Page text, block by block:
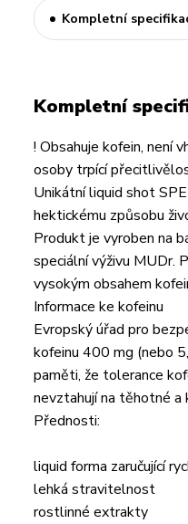
Kompletní
Kompletní
! Obsahuje kofein, není
osoby trpící
Unikátní liquid shot
hektickému způsobu
Produkt je vyroben na
speciální výživu MUDr.
vysokým obsahem
Informace ke kofeinu
Evropský úřad pro
kofeinu 400 mg (nebo
paměti, že tolerance
nevztahují na těhotné a
Přednosti:
liquid forma zaručující
lehká stravitelnost
rostlinné extrakty